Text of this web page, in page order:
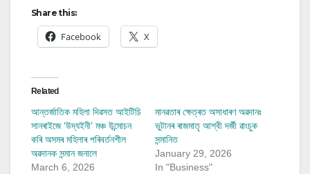
Share this:
Facebook X
Related
আন্তর্জাতিক মহিলা দিৱসত আইটিচি
সানৰাইজে ‘উদ্যইনী’ মঞ্চ উন্মোচন
কৰি অসমৰ মহিলাৰ পৰিবর্তনশীল
অৱদানক সন্মান জনালে
March 6, 2026
মানৱতাৰ ক্ষেত্ৰত অসাধাৰণ অৱদানঃ
ভুটানৰ ৰাজমাতৃ আশ্বী দৰ্জী ৱাংচুক
সন্মানিত
January 29, 2026
In "Business"